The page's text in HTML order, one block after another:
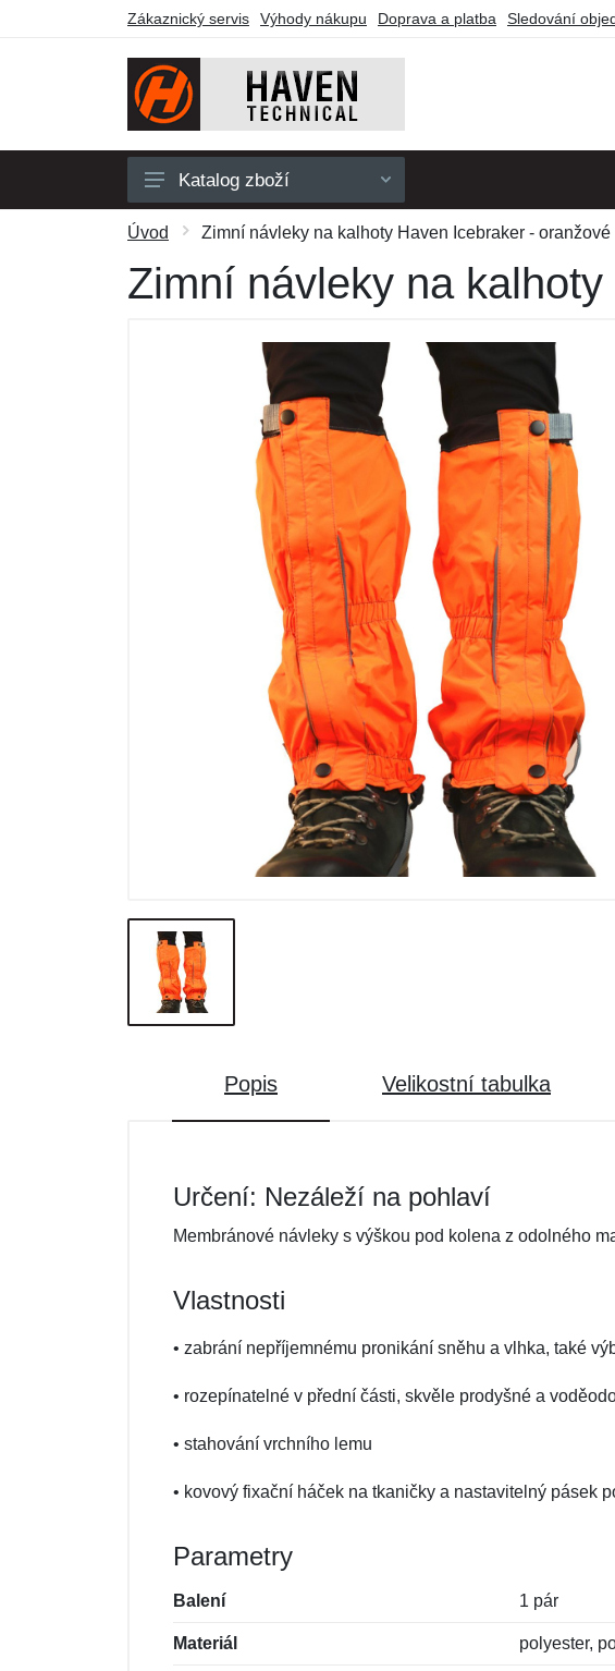
Zákaznický servis Výhody nákupu Doprava a platba Sledování
Pánské
Dámské
Obuv a ponožky
Dárkové poukazy
Katalog zboží
Úvod Zimní návleky na kalhoty Haven Icebraker - oranžové
Zimní návleky na
Popis Velikostní tabulka
Určení: Nezáleží na pohlaví
Membránové návleky s výškou pod kolena z odolného
Vlastnosti
• zabrání nepříjemnému pronikání sněhu a vlhka, také
• rozepínatelné v přední části, skvěle prodyšné a
• stahování vrchního lemu
• kovový fixační háček na tkaničky a nastavitelný pásek
Parametry
Balení 1 pár
Materiál polyester,